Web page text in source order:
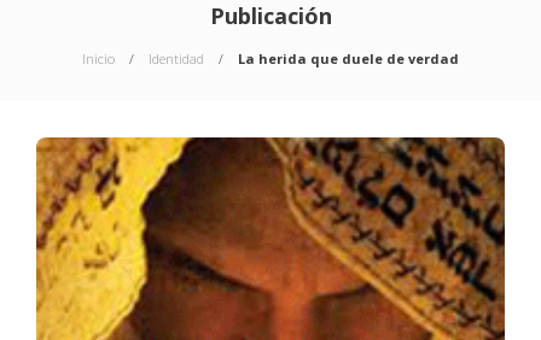
Publicación
Inicio Identidad La herida que duele de verdad